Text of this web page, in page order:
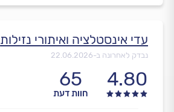
עדי אינסטלציה ואיתורי נזילות
נבדק לאחרונה ב-22.06.2026
4.80
65
חוות דעת